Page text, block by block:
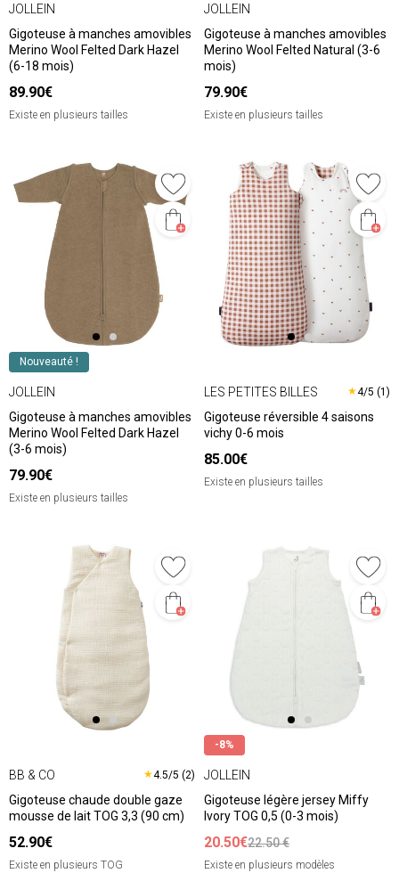
JOLLEIN
Gigoteuse à manches amovibles
Merino Wool Felted Dark Hazel
(6-18 mois)
89.90€
Existe en plusieurs tailles
JOLLEIN
Gigoteuse à manches amovibles
Merino Wool Felted Natural (3-6
mois)
79.90€
Existe en plusieurs tailles
Nouveauté !
JOLLEIN
Gigoteuse à manches amovibles
Merino Wool Felted Dark Hazel
(3-6 mois)
79.90€
Existe en plusieurs tailles
LES PETITES BILLES ★4/5 (1)
Gigoteuse réversible 4 saisons
vichy 0-6 mois
85.00€
Existe en plusieurs tailles
BB & CO ★4.5/5 (2)
Gigoteuse chaude double gaze
mousse de lait TOG 3,3 (90 cm)
52.90€
Existe en plusieurs TOG
-8%
JOLLEIN
Gigoteuse légère jersey Miffy
Ivory TOG 0,5 (0-3 mois)
20.50€22.50 €
Existe en plusieurs modèles